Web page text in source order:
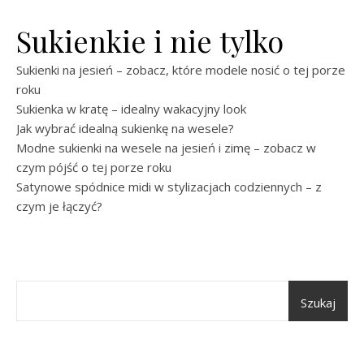
Sukienkie i nie tylko
Sukienki na jesień – zobacz, które modele nosić o tej porze
roku
Sukienka w kratę – idealny wakacyjny look
Jak wybrać idealną sukienkę na wesele?
Modne sukienki na wesele na jesień i zimę – zobacz w
czym pójść o tej porze roku
Satynowe spódnice midi w stylizacjach codziennych – z
czym je łączyć?
Szukaj